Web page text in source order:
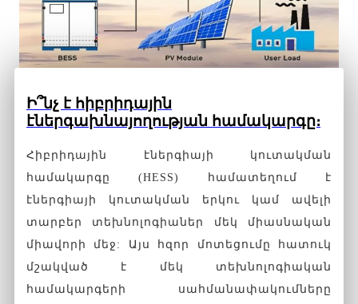
Ի՞նչ է հիբրիդային
էներգախնայողության համակարգը։
Հիբրիդային էներգիայի կուտակման
համակարգը (HESS) համատեղում է
էներգիայի կուտակման երկու կամ ավելի
տարբեր տեխնոլոգիաներ մեկ միասնական
միավորի մեջ: Այս հզոր մոտեցումը հատուկ
մշակված է մեկ տեխնոլոգիական
համակարգերի սահմանափակումները